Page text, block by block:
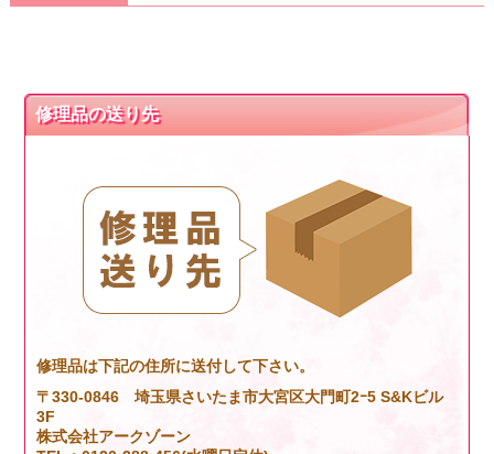
修理品の送り先
修理品は下記の住所に送付して下さい。
〒330-0846 埼玉県さいたま市大宮区大門町2ｰ5 S&Kビル
3F
株式会社アークゾーン